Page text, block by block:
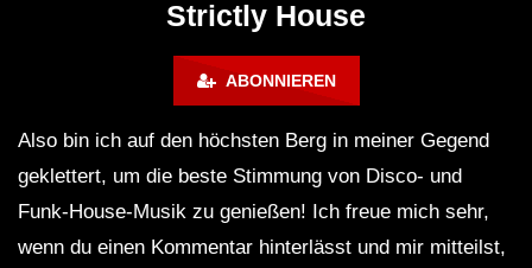
August 2020 (#HumanMusic)
Dark Techno / Tech House / Industrial
Bass Mix ‘KTULU vol.2’
TECHNO x TECH HOUSE 2022 x MIX
| #techouse #techno #edm #edmmusic
Strictly House
ABONNIEREN
Also bin ich auf den höchsten Berg in meiner Gegend
geklettert, um die beste Stimmung von Disco- und
Funk-House-Musik zu genießen! Ich freue mich sehr,
wenn du einen Kommentar hinterlässt und mir mitteilst,